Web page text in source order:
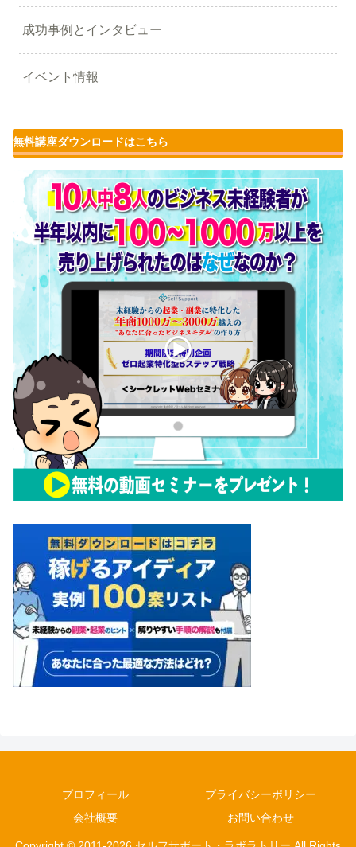
成功事例とインタビュー
イベント情報
無料講座ダウンロードはこちら
プロフィール
プライバシーポリシー
会社概要
お問い合わせ